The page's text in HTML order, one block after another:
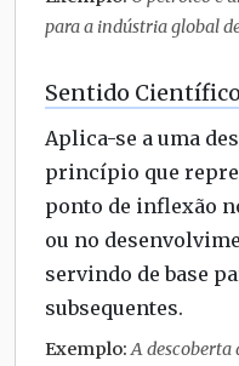
para a indústria global
Sentido
Aplica-se a uma
princípio que
ponto de inflexão
ou no
servindo de base
subsequentes.
Exemplo:A descoberta